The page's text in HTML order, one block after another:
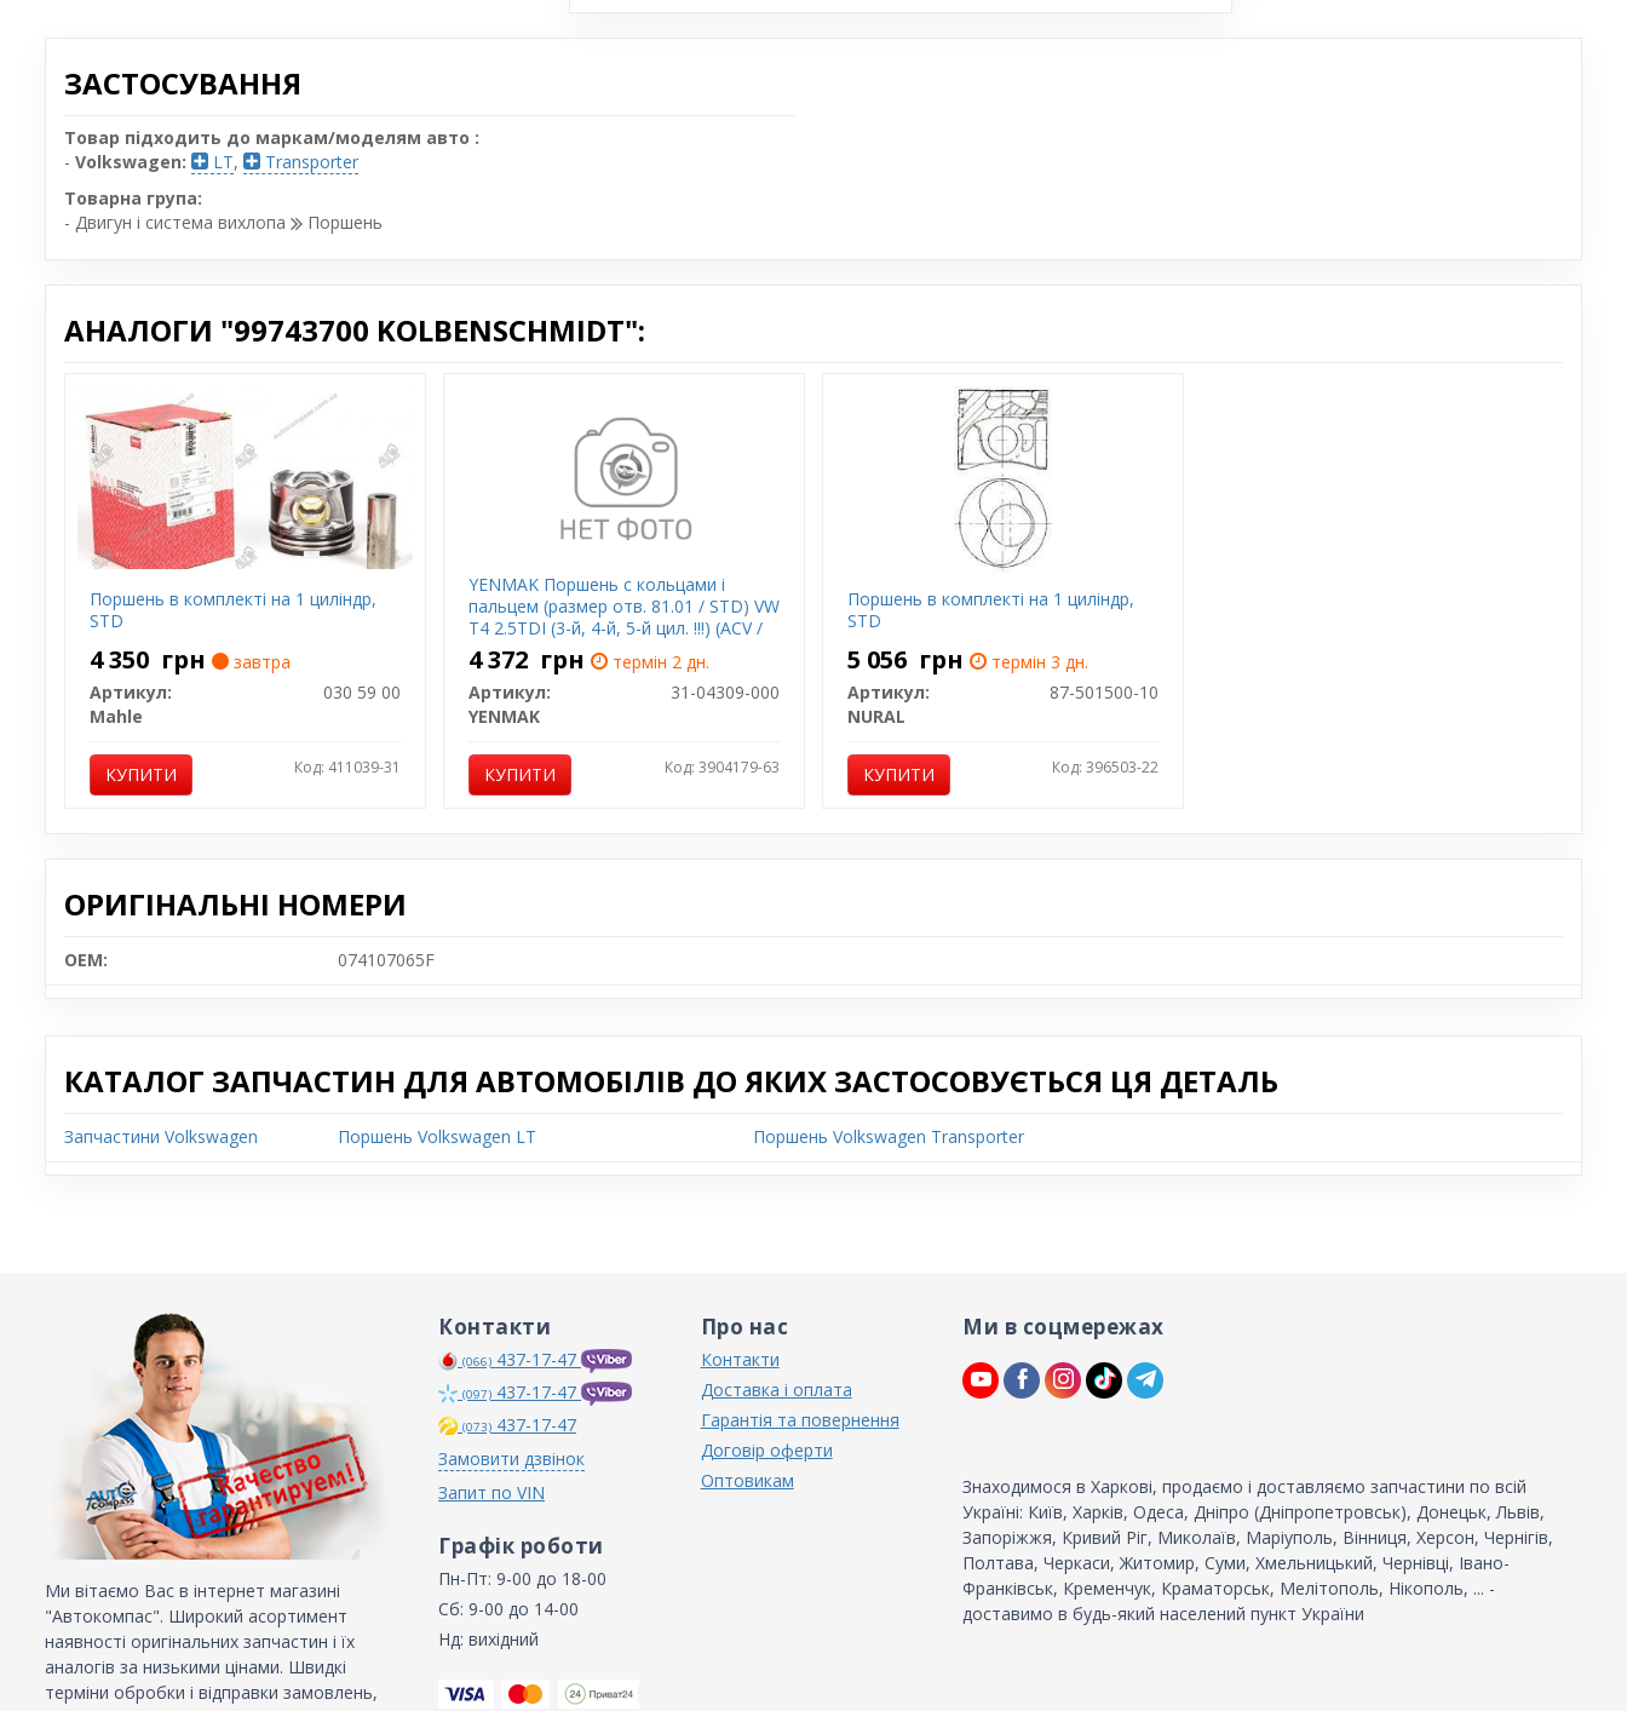
ЗАСТОСУВАННЯ
Товар підходить до маркам/моделям авто :
- Volkswagen: LT,
Transporter
Товарна група:
- Двигун і система вихлопа
Поршень
АНАЛОГИ "99743700 KOLBENSCHMIDT":
Поршень в комплекті на 1 циліндр,
STD
4 350 грн
завтра
Артикул:
030 59 00
Mahle
КУПИТИ Код: 411039-31
YENMAK Поршень с кольцами і
пальцем (размер отв. 81.01 / STD) VW
T4 2.5TDI (3-й, 4-й, 5-й цил. !!!) (ACV /
AGX / AHD / AJT / AXG / APA / ANJ /
AUF / AH…)
4 372 грн
термін 2 дн.
Артикул:
31-04309-000
YENMAK
КУПИТИ Код: 3904179-63
Поршень в комплекті на 1 циліндр,
STD
5 056 грн
термін 3 дн.
Артикул:
87-501500-10
NURAL
КУПИТИ Код: 396503-22
ОРИГІНАЛЬНІ НОМЕРИ
OEM: 074107065F
КАТАЛОГ ЗАПЧАСТИН ДЛЯ АВТОМОБІЛІВ ДО ЯКИХ ЗАСТОСОВУЄТЬСЯ ЦЯ ДЕТАЛЬ
Запчастини Volkswagen Поршень Volkswagen LT Поршень Volkswagen Transporter
Ми вітаємо Вас в інтернет магазині
"Автокомпас". Широкий асортимент
наявності оригінальних запчастин і їх
аналогів за низькими цінами. Швидкі
терміни обробки і відправки замовлень,
Контакти
(066) 437-17-47
(097) 437-17-47
(073) 437-17-47
Замовити дзвінок
Запит по VIN
Графік роботи
Пн-Пт: 9-00 до 18-00
Сб: 9-00 до 14-00
Нд: вихідний
Про нас
Контакти
Доставка і оплата
Гарантія та повернення
Договір оферти
Оптовикам
Ми в соцмережах
Знаходимося в Харкові, продаємо і доставляємо запчастини по всій
Україні: Київ, Харків, Одеса, Дніпро (Дніпропетровськ), Донецьк, Львів,
Запоріжжя, Кривий Ріг, Миколаїв, Маріуполь, Вінниця, Херсон, Чернігів,
Полтава, Черкаси, Житомир, Суми, Хмельницький, Чернівці, Івано-
Франківськ, Кременчук, Краматорськ, Мелітополь, Нікополь, ... -
доставимо в будь-який населений пункт України